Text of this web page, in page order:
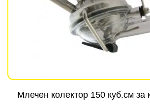
Млечен колектор 150 куб.см за